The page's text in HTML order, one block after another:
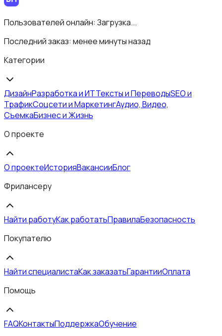
Пользователей онлайн: Загрузка...
Последний заказ: менее минуты назад
Категории
ДизайнРазработка и ИТТексты и ПереводыSEO и
ТрафикСоцсети и МаркетингАудио, Видео,
СъемкаБизнес и Жизнь
О проекте
О проектеИсторияВакансииБлог
Фрилансеру
Найти работуКак работатьПравилаБезопасность
Покупателю
Найти специалистаКак заказатьГарантииОплата
Помощь
FAQКонтактыПоддержкаОбучение